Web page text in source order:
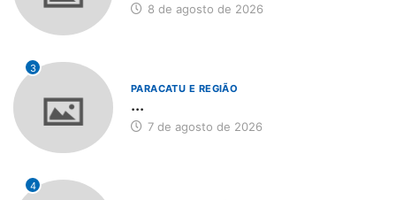
8 de agosto de 2026
3
PARACATU E REGIÃO
...
7 de agosto de 2026
4